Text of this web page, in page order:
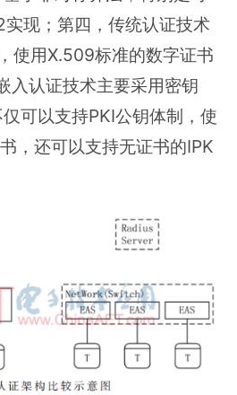
现；第四，传统认证技术
使用X.509标准的数字证书
入认证技术主要采用密钥
可以支持PKI公钥体制，使
，还可以支持无证书的IPK